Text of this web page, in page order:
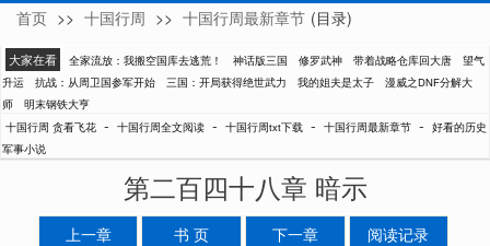
贪看飞花
首页 >> 十国行周 >> 十国行周最新章节 (目录)
大家在看 全家流放：我搬空国库去逃荒！ 神话版三国 修罗武神 带着战略仓库回大唐
望气
升运
抗战：从周卫国参军开始 三国：开局获得绝世武力 我的姐夫是太子
漫威之DNF分解大
师
明末钢铁大亨
十国行周 贪看飞花 - 十国行周全文阅读 - 十国行周txt下载 - 十国行周最新章节 - 好看的历史
军事小说
第二百四十八章 暗示
上一章 书 页 下一章 阅读记录